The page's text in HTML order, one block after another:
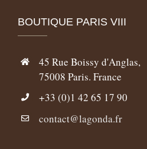
BOUTIQUE PARIS VIII
45 Rue Boissy d'Anglas,
75008 Paris. France
+33 (0)1 42 65 17 90
contact@lagonda.fr